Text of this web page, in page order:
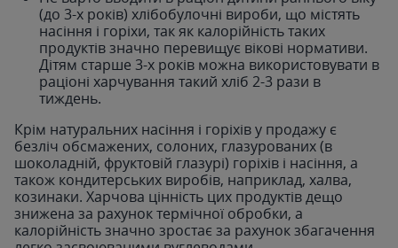
(до 3-х років) хлібобулочні вироби, що містять
насіння і горіхи, так як калорійність таких
продуктів значно перевищує вікові нормативи.
Дітям старше 3-х років можна використовувати в
раціоні харчування такий хліб 2-3 рази в
тиждень.
Крім натуральних насіння і горіхів у продажу є
безліч обсмажених, солоних, глазурованих (в
шоколадній, фруктовій глазурі) горіхів і насіння, а
також кондитерських виробів, наприклад, халва,
козинаки. Харчова цінність цих продуктів дещо
знижена за рахунок термічної обробки, а
калорійність значно зростає за рахунок збагачення